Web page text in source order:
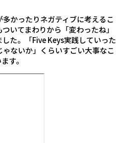
かったりネガティブに考えるこ
いてまわりから「変わったね」
た。「Five Keys実践していった
ないか」くらいすごい大事なこ
す。